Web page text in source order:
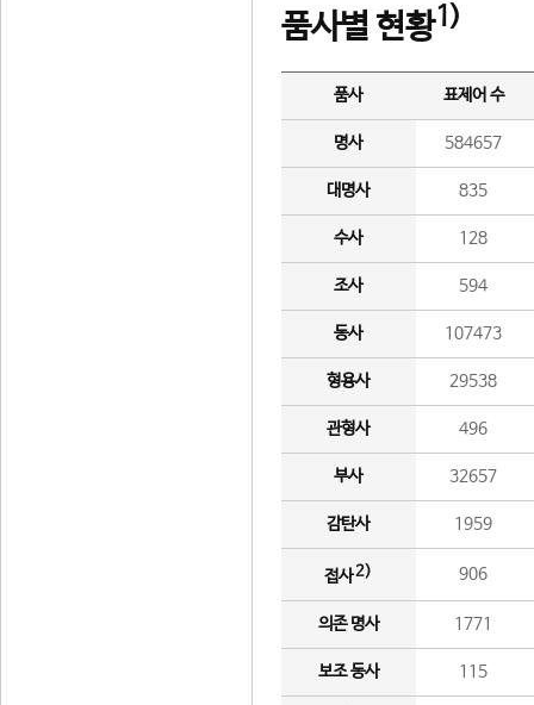
품사별 현황1)
품사 표제어 수
명사 584657
대명사 835
수사 128
조사 594
동사 107473
형용사 29538
관형사 496
부사 32657
감탄사 1959
접사2) 906
의존 명사 1771
보조 동사 115